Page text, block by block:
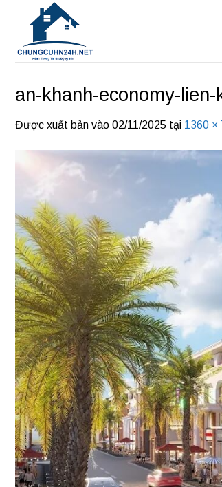
dung
an-khanh-economy-lien-
Được xuất bản vào 02/11/2025 tại 1360 ×